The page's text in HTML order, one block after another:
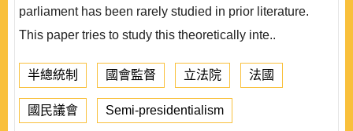
parliament has been rarely studied in prior literature.
This paper tries to study this theoretically inte..
半總統制 國會監督 立法院 法國
國民議會 Semi-presidentialism